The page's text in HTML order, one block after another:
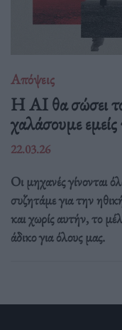
Απόψεις
Η AI θα σώσει
χαλάσουμε
22.03.26
Οι μηχανές γίνονται
συζητάμε για την
και χωρίς αυτήν, το
άδικο για όλους μας.